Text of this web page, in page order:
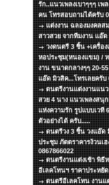
รัก..แนวเพลงเบาๆๆๆ เพ
คน โทรสอบถามได้ครับ
แต่งงาน ฉลองมงคล
สาวสวย จากทีมงาน แอ๊ด
วงดนตรี 3 ชิ้น +เครื่อ
หอประชุม(หนองแขม) /
งาน ขนาดกลางๆๆ 20-
แอ๊ด มิวสิค...โทรเลยครับ
ดนตรีงานแต่งงานแน
สวย 4 นาง แนวเพลงสนุ
แห่งความรัก รูปแบบเวที
ตัวอย่างได้ ครับ.....
ดนตรีวง 3 ชิ้น วงแอ๊ด
ประชุม ภัตตราคารง้วนเ
0867866022
ดนตรีงานแต่งเช้า พิธี
อีเลคโทนฯ ราคาประหยั
ดนตรีอีเลคโทน งานแ